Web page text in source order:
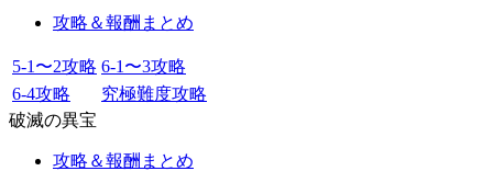
攻略＆報酬まとめ
5-1〜2攻略 6-1〜3攻略
6-4攻略
究極難度攻略
破滅の異宝
攻略＆報酬まとめ